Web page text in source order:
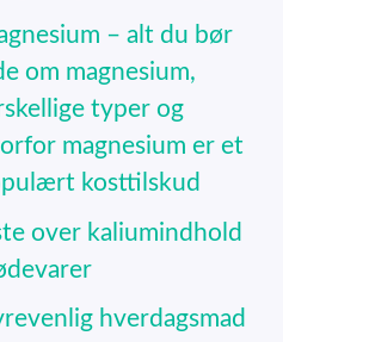
– alt du bør
om magnesium,
typer og
magnesium er et
kosttilskud
over kaliumindhold
hverdagsmad